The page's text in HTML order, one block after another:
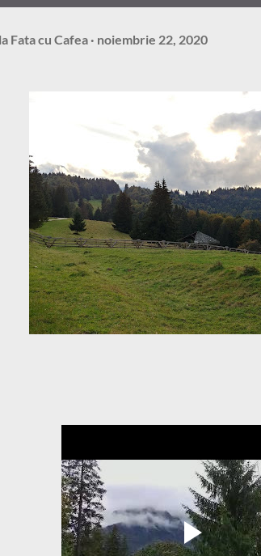
Fata cu Cafea noiembrie 22, 2020